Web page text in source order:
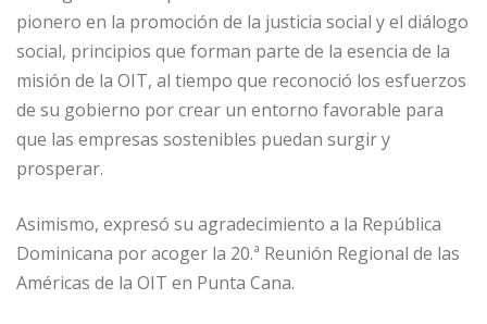
pionero en la promoción de la justicia social y el diálogo
social, principios que forman parte de la esencia de la
misión de la OIT, al tiempo que reconoció los esfuerzos
de su gobierno por crear un entorno favorable para
que las empresas sostenibles puedan surgir y
prosperar.
Asimismo, expresó su agradecimiento a la República
Dominicana por acoger la 20.ª Reunión Regional de las
Américas de la OIT en Punta Cana.